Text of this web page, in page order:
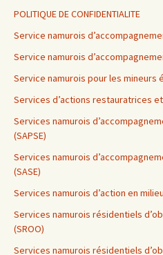
POLITIQUE DE CONFIDENTIALITE
Service namurois
Service namurois
Service namurois pour les mineurs
Services d’actions restauratrices
Services namurois
(SAPSE)
Services namurois
(SASE)
Services namurois d’action en
Services namurois résidentiels
(SROO)
Services namurois résidentiels